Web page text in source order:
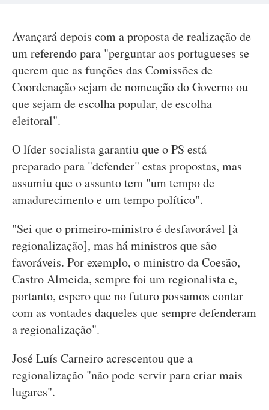
Avançará depois com a proposta de realização de
um referendo para "perguntar aos portugueses se
querem que as funções das Comissões de
Coordenação sejam de nomeação do Governo ou
que sejam de escolha popular, de escolha
eleitoral".
O líder socialista garantiu que o PS está
preparado para "defender" estas propostas, mas
assumiu que o assunto tem "um tempo de
amadurecimento e um tempo político".
"Sei que o primeiro-ministro é desfavorável [à
regionalização], mas há ministros que são
favoráveis. Por exemplo, o ministro da Coesão,
Castro Almeida, sempre foi um regionalista e,
portanto, espero que no futuro possamos contar
com as vontades daqueles que sempre defenderam
a regionalização".
José Luís Carneiro acrescentou que a
regionalização "não pode servir para criar mais
lugares".